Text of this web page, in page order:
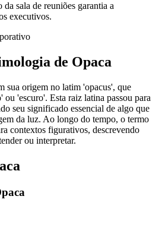
sala de reuniões garantia a
executivos.
de Opaca
sua origem no latim 'opacus', que
ou 'escuro'. Esta raiz latina passou para
seu significado essencial de algo que
da luz. Ao longo do tempo, o termo
contextos figurativos, descrevendo
ou interpretar.